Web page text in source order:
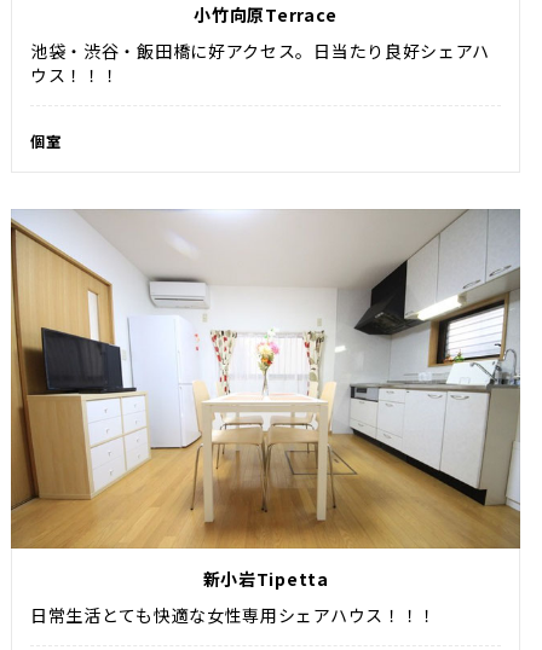
小竹向原Terrace
池袋・渋谷・飯田橋に好アクセス。日当たり良好シェアハ
ウス！！！
個室
新小岩Tipetta
日常生活とても快適な女性専用シェアハウス！！！